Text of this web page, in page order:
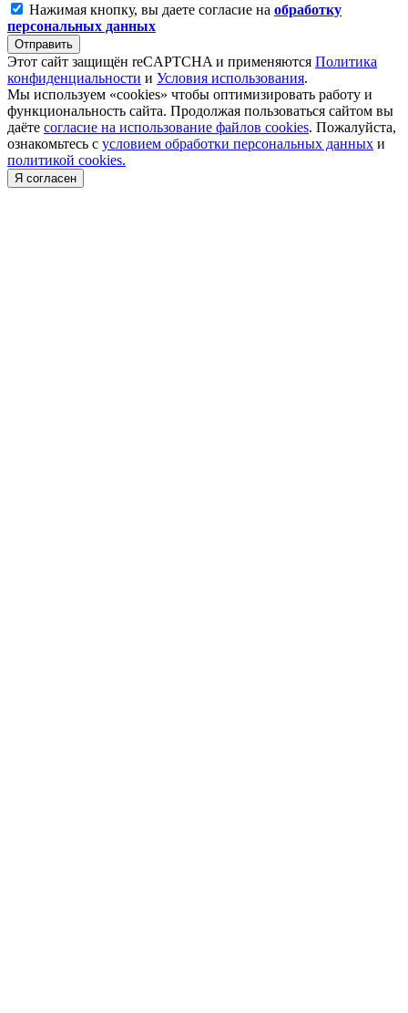
Нажимая кнопку, вы даете согласие на обработку
персональных данных
Отправить
Этот сайт защищён reCAPTCHA и применяются Политика
конфиденциальности и Условия использования.
Мы используем «cookies» чтобы оптимизировать работу и
функциональность сайта. Продолжая пользоваться сайтом вы
даёте согласие на использование файлов cookies. Пожалуйста,
ознакомьтесь с условием обработки персональных данных и
политикой cookies.
Я согласен